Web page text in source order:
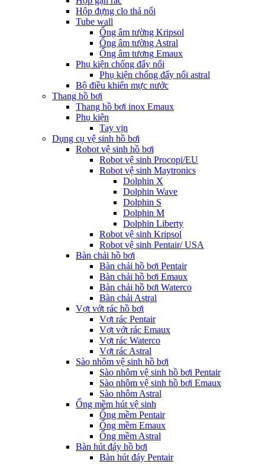
Hộp đựng clo thả nổi
Tube wall
Ống âm tường Kripsol
Ống âm tường Astral
Ống âm tương Emaux
Phụ kiện chống đẩy nổi
Phụ kiện chống đẩy nổi astral
Bộ điều khiển mực nước
Thang hồ bơi
Thang hồ bơi inox Emaux
Phụ kiện
Tay vịn
Dụng cụ vệ sinh hồ bơi
Robot vệ sinh hồ bơi
Robot vệ sinh Procopi/EU
Robot vệ sinh Maytronics
Dolphin X
Dolphin Wave
Dolphin S
Dolphin M
Dolphin Liberty
Robot vệ sinh Kripsol
Robot vệ sinh Pentair/ USA
Bàn chải hồ bơi
Bàn chải hồ bơi Pentair
Bàn chải hồ bơi Emaux
Bàn chải hồ bơi Waterco
Bàn chải Astral
Vợt vớt rác hồ bơi
Vợt rác Pentair
Vợt vớt rác Emaux
Vợt rác Waterco
Vợt rác Astral
Sào nhôm vệ sinh hồ bơi
Sào nhôm vệ sinh hồ bơi Pentair
Sào nhôm vệ sinh hồ bơi Emaux
Sào nhôm Astral
Ống mềm hút vệ sinh
Ống mềm Pentair
Ống mềm Emaux
Ống mềm Astral
Bàn hút đáy hồ bơi
Bàn hút đáy Pentair